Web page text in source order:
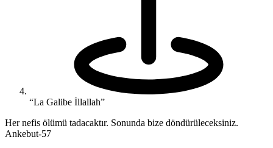
“La Galibe İllallah”
Her nefis ölümü tadacaktır. Sonunda bize döndürüleceksiniz.
Ankebut-57